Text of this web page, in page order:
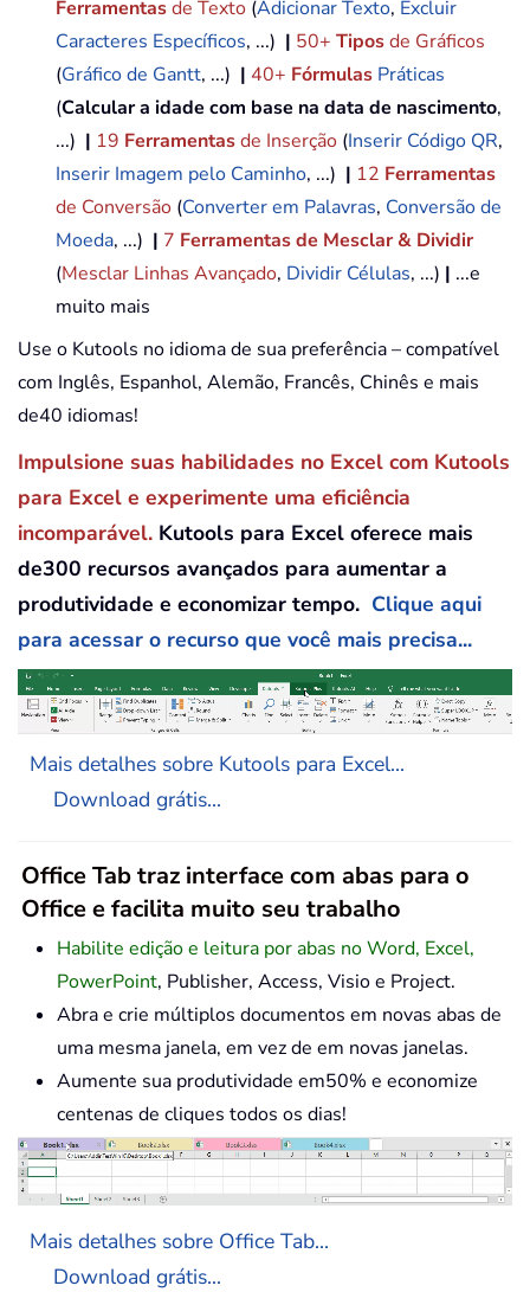
Ferramentasde Texto (Adicionar Texto, Excluir
Caracteres Específicos, ...) | 50+ Tiposde Gráficos
(Gráfico de Gantt, ...) | 40+ Fórmulas Práticas
(Calcular a idade com base na data de nascimento,
...) | 19 Ferramentasde Inserção (Inserir Código QR,
Inserir Imagem pelo Caminho, ...) | 12 Ferramentas
de Conversão (Converter em Palavras, Conversão de
Moeda, ...) | 7 Ferramentas de Mesclar & Dividir
(Mesclar Linhas Avançado, Dividir Células, ...) | ...e
muito mais
Use o Kutools no idioma de sua preferência – compatível
com Inglês, Espanhol, Alemão, Francês, Chinês e mais
de40 idiomas!
Impulsione suas habilidades no Excel com Kutools
para Excel e experimente uma eficiência
incomparável. Kutools para Excel oferece mais
de300 recursos avançados para aumentar a
produtividade e economizar tempo. Clique aqui
para acessar o recurso que você mais precisa...
Mais detalhes sobre Kutools para Excel...
Download grátis...
Office Tab traz interface com abas para o
Office e facilita muito seu trabalho
Habilite edição e leitura por abas no Word, Excel,
PowerPoint, Publisher, Access, Visio e Project.
Abra e crie múltiplos documentos em novas abas de
uma mesma janela, em vez de em novas janelas.
Aumente sua produtividade em50% e economize
centenas de cliques todos os dias!
Mais detalhes sobre Office Tab...
Download grátis...